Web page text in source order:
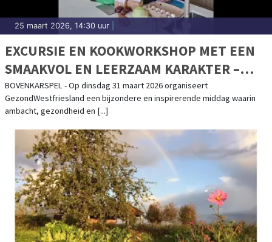
25 maart 2026, 14:30 uur
EXCURSIE EN KOOKWORKSHOP MET EEN
SMAAKVOL EN LEERZAAM KARAKTER –
DINSDAG 31 MAART 2026
BOVENKARSPEL - Op dinsdag 31 maart 2026 organiseert
GezondWestfriesland een bijzondere en inspirerende middag waarin
ambacht, gezondheid en [...]